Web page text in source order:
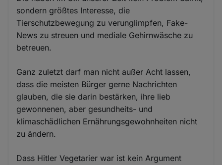
sondern größtes Interesse, die
Tierschutzbewegung zu verunglimpfen, Fake-
News zu streuen und mediale Gehirnwäsche zu
betreuen.
Ganz zuletzt darf man nicht außer Acht lassen,
dass die meisten Bürger gerne Nachrichten
glauben, die sie darin bestärken, ihre lieb
gewonnenen, aber gesundheits- und
klimaschädlichen Ernährungsgewohnheiten nicht
zu ändern.
Dass Hitler Vegetarier war ist kein Argument